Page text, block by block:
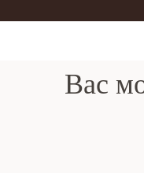
Вас